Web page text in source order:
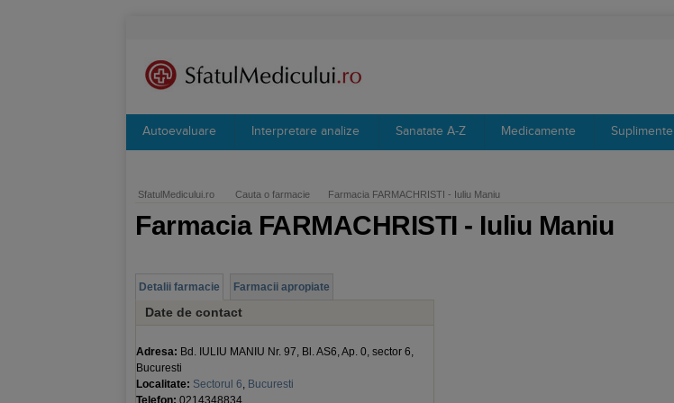
Autoevaluare Interpretare analize Sanatate A-Z Medicamente Suplimente
SfatulMedicului.ro Cauta o farmacie Farmacia FARMACHRISTI - Iuliu Maniu
Farmacia FARMACHRISTI - Iuliu Maniu
Detalii farmacie Farmacii apropiate
Date de contact
Adresa: Bd. IULIU MANIU Nr. 97, Bl. AS6, Ap. 0, sector 6,
Bucuresti
Localitate: Sectorul 6, Bucuresti
Telefon: 0214348834